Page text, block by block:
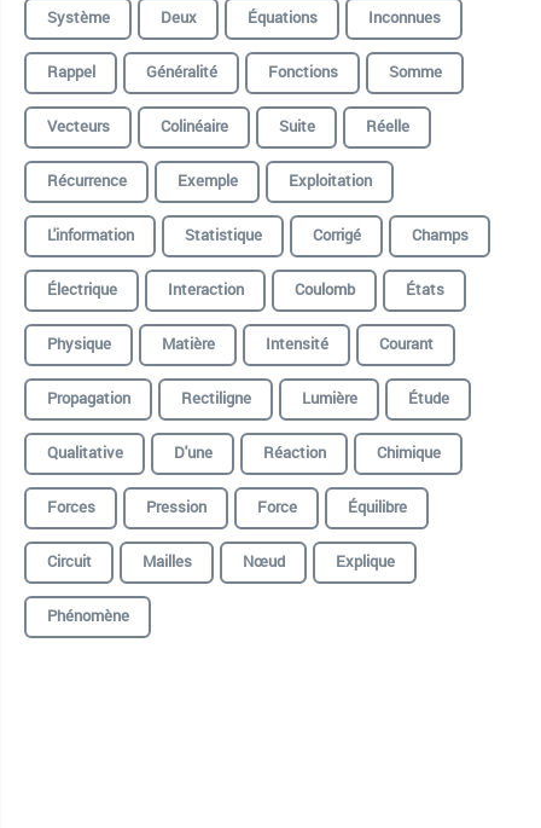
Système
Deux Équations
Inconnues
Rappel
Généralité Fonctions
Somme
Vecteurs
Colinéaire Suite
Réelle
Récurrence
Exemple
Exploitation
L'information
Statistique Corrigé
Champs
Électrique
Interaction Coulomb
États
Physique
Matière Intensité
Courant
Propagation
Rectiligne Lumière
Étude
Qualitative
D'une Réaction
Chimique
Forces
Pression Force
Équilibre
Circuit
Mailles Nœud
Explique
Phénomène